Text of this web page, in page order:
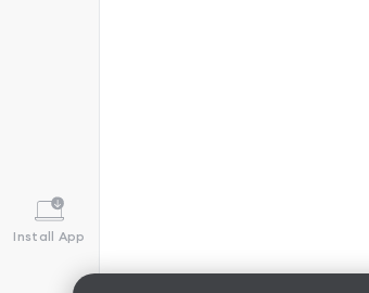
Install App